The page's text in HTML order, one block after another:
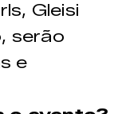
Gleisi
serão
e